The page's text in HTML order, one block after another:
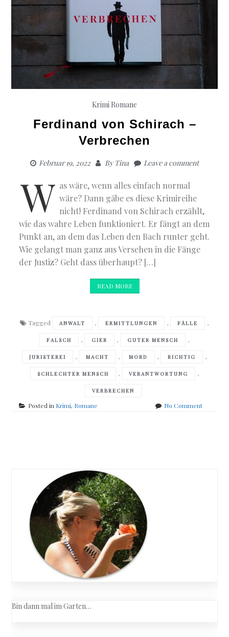
Krimi Romane
Ferdinand von Schirach –
Verbrechen
Februar 19, 2022 ByTina Leave a comment
W as wäre, wenn alles einfach normal
wäre? Dann gäbe es diese Krimireihe
nicht! Ferdinand von Schirach erzählt,
wie das wahre Leben funktioniert. Er fängt an dem
Punkt an, an dem das Leben den Bach runter geht.
Wie gelangt man ganz aus Versehen in die Fänge
der Justiz? Geht dass überhaupt? […]
READ MORE
Tagged ANWALT , ERMITTLUNGEN , FÄLLE ,
FALSCH , GIER , GUTER MENSCH ,
JURISTEREI , MACHT , MORD , RICHTIG ,
SCHLECHTER MENSCH , VERANTWORTUNG ,
VERBRECHEN
Posted in Krimi, Romane No Commenton
navigation
Bin dann mal im Garten…